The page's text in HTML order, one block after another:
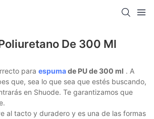
De 300 Ml
para espumade PU de 300 ml . A
que, sea lo que sea que estés buscando,
en Shuode. Te garantizamos que
al tacto y duradero y es una de las formas